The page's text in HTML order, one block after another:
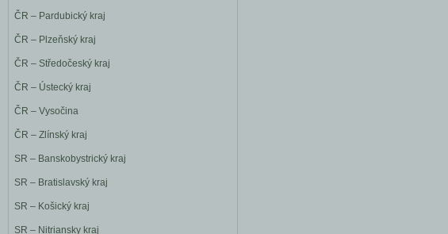
ČR – Pardubický kraj
ČR – Plzeňský kraj
ČR – Středočeský kraj
ČR – Ústecký kraj
ČR – Vysočina
ČR – Zlínský kraj
SR – Banskobystrický kraj
SR – Bratislavský kraj
SR – Košický kraj
SR – Nitriansky kraj